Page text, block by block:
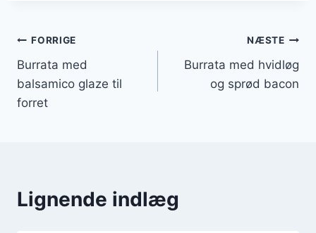
Indlægsnavigation
FORRIGE
Burrata med
balsamico glaze til
forret
NÆSTE
Burrata med hvidløg
og sprød bacon
Lignende indlæg